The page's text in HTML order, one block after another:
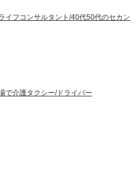
イフコンサルタント/40代50代のセカン
で介護タクシー/ドライバー